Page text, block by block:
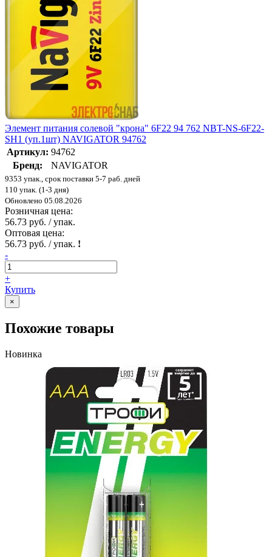
Элемент питания солевой "крона" 6F22 94 762 NBT-NS-6F22-
SH1 (уп.1шт) NAVIGATOR 94762
Артикул: 94762
Бренд:
NAVIGATOR
9353 упак., срок поставки 5-7 раб. дней
110 упак. (1-3 дня)
Обновлено 05.08.2026
Розничная цена:
56.73 руб. / упак.
Оптовая цена:
56.73 руб. / упак. !
-
+
Купить
×
Похожие товары
Новинка